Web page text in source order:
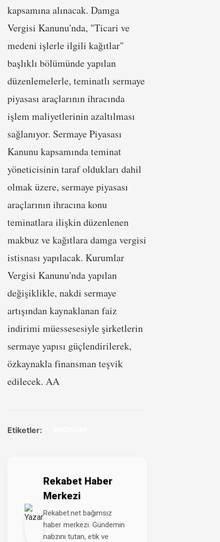
kapsamına alınacak. Damga
Vergisi Kanunu'nda, "Ticari ve
medeni işlerle ilgili kağıtlar"
başlıklı bölümünde yapılan
düzenlemelerle, teminatlı sermaye
piyasası araçlarının ihracında
işlem maliyetlerinin azaltılması
sağlanıyor. Sermaye Piyasası
Kanunu kapsamında teminat
yöneticisinin taraf oldukları dahil
olmak üzere, sermaye piyasası
araçlarının ihracına konu
teminatlara ilişkin düzenlenen
makbuz ve kağıtlara damga vergisi
istisnası yapılacak. Kurumlar
Vergisi Kanunu'nda yapılan
değişiklikle, nakdi sermaye
artışından kaynaklanan faiz
indirimi müessesesiyle şirketlerin
sermaye yapısı güçlendirilerek,
özkaynakla finansman teşvik
edilecek. AA
Etiketler:
Rekabet Haber
Merkezi
Rekabet.net bağımsız
haber merkezi. Gündemin
nabzını tutan, etik ve